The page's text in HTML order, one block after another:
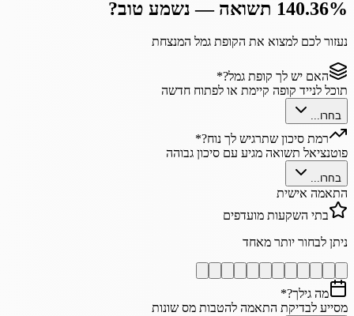
140.36% תשואה — נשמע טוב?
נעזור לכם למצוא את הקופת גמל המנצחת
האם יש לך קופת גמל?*
תוכל לנייד קופה קיימת או לפתוח חדשה
בחרו...
רמת סיכון שתרגיש לך נוח?*
פוטנציאל תשואה מגיע עם סיכון גבוהה
בחרו...
התאמה אישית
בתי השקעות מועדפים
ניתן לבחור יותר מאחד
מה גילך?*
מסייע לבדיקת התאמה להטבות מס שונות